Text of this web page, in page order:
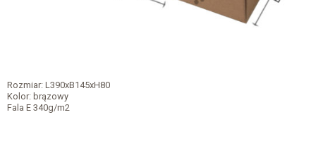
Rozmiar: L390xB145xH80
Kolor: brązowy
Fala E 340g/m2